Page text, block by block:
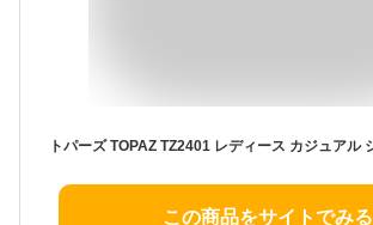
この商品をサイトでみる